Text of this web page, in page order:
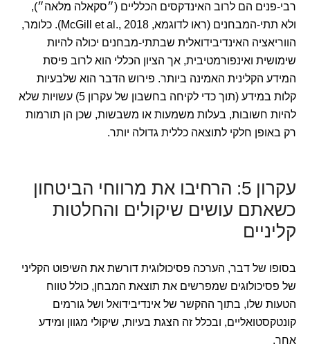
רבי-פנים הם לרוב האינדקסים הכלליים (״סקאלה מלאה״),
ולא תתי-המבחנים (ראו לדוגמא, McGill et al., 2018). כלומר,
הווריאציה האינדיבידואלית שבתתי-מבחנים יכולה להיות
שימושית ואינפורמטיבית, אך הציון הכללי הוא לרוב פיסת
המידע הקלינית האמינה ביותר. פירוש הדבר הוא שלבעיות
קלות במידע (תוך כדי לקיחה בחשבון של עקרון 5) עשויות שלא
להיות חשובות, בעלות משמעות או משבשות, שכן הן תורמות
רק באופן חלקי לתוצאה כללית גדולה יותר.
עקרון 5: הרחיבו את מרווחי הביטחון
כשאתם עושים שיקולים והחלטות
קליניים
בסופו של דבר, הערכה פסיכולוגית דורשת את השיפוט הקליני
של פסיכולוגים שמפרשים את תוצאת המבחן, כולל טווח
הטעות שלו, בתוך ההקשר של אינדיבידואל ושל גורמים
קונטקסטואליים, ובכלל זה הצגת בעיות, שיקולי מגוון ומידע
אחר.